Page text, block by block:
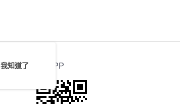
官方APP
我知道了